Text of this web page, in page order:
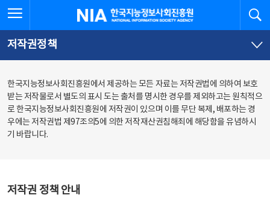
문
로
가
체
뉴
바
가
한국지능정보사회진흥원
저작권정책
한국지능정보사회진흥원에서 제공하는 모든 자료는 저작권법에 의하여 보호
받는 저작물로서 별도의 표시 도는 출처를 명시한 경우를 제외하고는 원칙적으
로 한국지능정보사회진흥원에 저작권이 있으며 이를 무단 복제, 배포하는 경
우에는 저작권법 제97조의5에 의한 저작재산권침해죄에 해당함을 유념하시
기 바랍니다.
저작권 정책 안내